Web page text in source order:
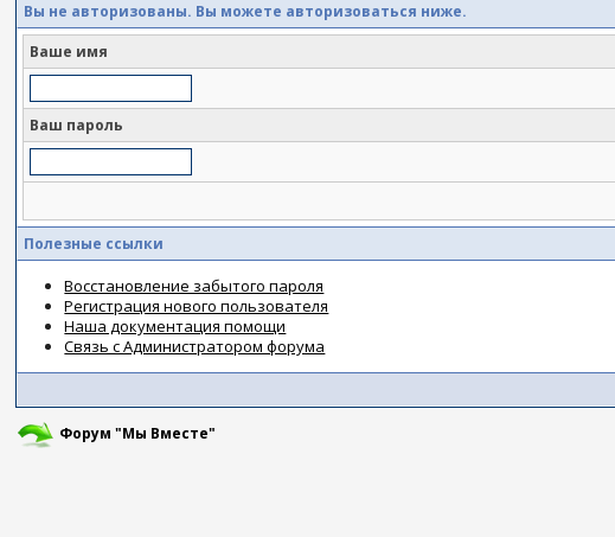
Вы не авторизованы. Вы можете авторизоваться ниже.
Ваше имя
Ваш пароль
Полезные ссылки
Восстановление забытого пароля
Регистрация нового пользователя
Наша документация помощи
Связь с Администратором форума
Форум "Мы Вместе"